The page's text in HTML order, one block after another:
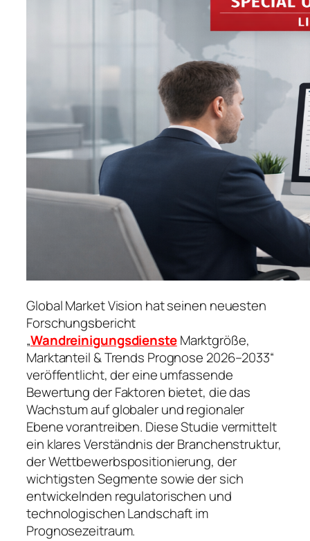
Global Market Vision hat seinen neuesten
Forschungsbericht
„WandreinigungsdiensteMarktgröße,
Marktanteil & Trends Prognose 2026–2033“
veröffentlicht, der eine umfassende
Bewertung der Faktoren bietet, die das
Wachstum auf globaler und regionaler
Ebene vorantreiben. Diese Studie vermittelt
ein klares Verständnis der Branchenstruktur,
der Wettbewerbspositionierung, der
wichtigsten Segmente sowie der sich
entwickelnden regulatorischen und
technologischen Landschaft im
Prognosezeitraum.